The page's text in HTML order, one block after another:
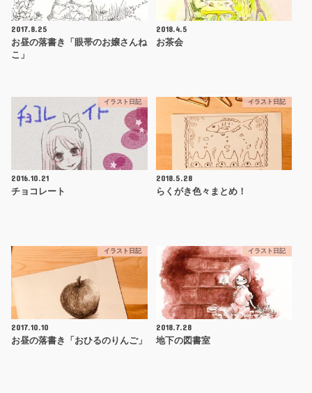
2017.8.25
お昼の落書き「眼帯のお嬢さんね
こ」
2018.4.5
お茶会
イラスト日記
2016.10.21
チョコレート
イラスト日記
2018.5.28
らくがき色々まとめ！
イラスト日記
2017.10.10
お昼の落書き「おひるのりんご」
イラスト日記
2018.7.28
地下の図書室